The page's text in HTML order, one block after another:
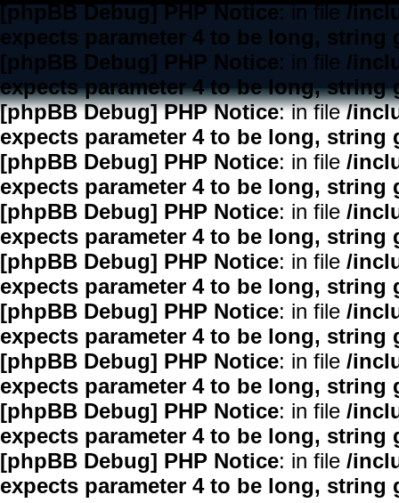
[phpBB Debug] PHP Notice: in file/
expects parameter 4 to be long, string
[phpBB Debug] PHP Notice: in file /
expects parameter 4 to be long, string
[phpBB Debug] PHP Notice: in file/
expects parameter 4 to be long, string
[phpBB Debug] PHP Notice: in file /
expects parameter 4 to be long, string
[phpBB Debug] PHP Notice: in file /
expects parameter 4 to be long, string
[phpBB Debug] PHP Notice: in file /
expects parameter 4 to be long, string
[phpBB Debug] PHP Notice: in file /
expects parameter 4 to be long, string
[phpBB Debug] PHP Notice: in file /
expects parameter 4 to be long, string
[phpBB Debug] PHP Notice: in file /
expects parameter 4 to be long, string
[phpBB Debug] PHP Notice: in file /
expects parameter 4 to be long, string